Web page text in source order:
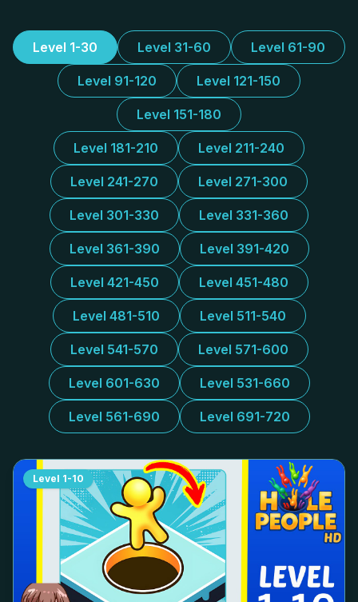
Level 1-30 Level 31-60 Level 61-90
Level 91-120 Level 121-150
Level 151-180
Level 181-210 Level 211-240
Level 241-270 Level 271-300
Level 301-330 Level 331-360
Level 361-390 Level 391-420
Level 421-450 Level 451-480
Level 481-510 Level 511-540
Level 541-570 Level 571-600
Level 601-630 Level 531-660
Level 561-690 Level 691-720
Level 1-10